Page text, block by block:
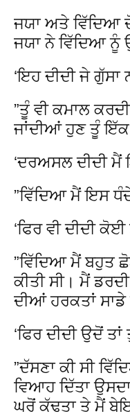
ਜਯਾ ਅਤੇ ਵਿੱਦਿਆ
ਜਯਾ ਨੇ ਵਿੱਦਿਆ ਨੂੰ
‘ਇਹ ਦੀਦੀ ਜੇ
”ਤੂੰ ਵੀ ਕਮਾਲ
ਜਾਂਦੀਆਂ ਹੁਣ ਤੂੰ ਇੱਕ
‘ਦਰਅਸਲ ਦੀਦੀ ਮੈਂ
”ਵਿੱਦਿਆ ਮੈਂ ਇਸ
‘ਫਿਰ ਵੀ ਦੀਦੀ
”ਵਿੱਦਿਆ ਮੈਂ ਬਹੁਤ
ਕੀਤੀ ਸੀ। ਮੈਂ
ਦੀਆਂ ਹਰਕਤਾਂ
‘ਫਿਰ ਦੀਦੀ ਉਦੋਂ
”ਦੱਸਣਾ ਕੀ ਸੀ
ਵਿਆਹ ਦਿੱਤਾ
ਘਰੋਂ ਕੱਢਤਾ ਤੇ ਮੈਂ